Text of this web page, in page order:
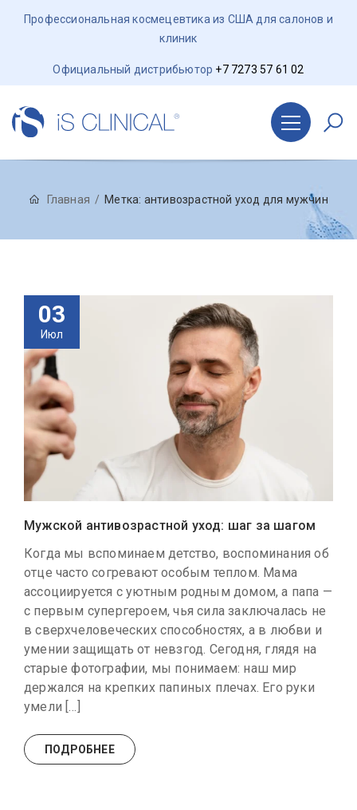
Профессиональная космецевтика из США для салонов и
клиник
Официальный дистрибьютор +7 7273 57 61 02
Главная Метка: антивозрастной уход для мужчин
03
Июл
Мужской антивозрастной уход: шаг за шагом
Когда мы вспоминаем детство, воспоминания об
отце часто согревают особым теплом. Мама
ассоциируется с уютным родным домом, а папа —
с первым супергероем, чья сила заключалась не
в сверхчеловеческих способностях, а в любви и
умении защищать от невзгод. Сегодня, глядя на
старые фотографии, мы понимаем: наш мир
держался на крепких папиных плечах. Его руки
умели […]
ПОДРОБНЕЕ